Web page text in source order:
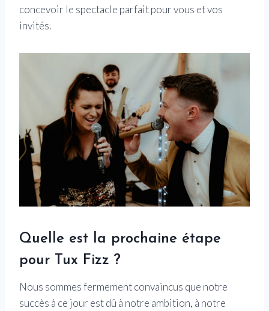
concevoir le spectacle parfait pour vous et vos
invités.
Quelle est la prochaine étape
pour Tux Fizz ?
Nous sommes fermement convaincus que notre
succès à ce jour est dû à notre ambition, à notre